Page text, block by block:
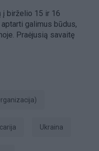
į birželio 15 ir 16
galimus būdus,
Praėjusią savaitę
Ukraina